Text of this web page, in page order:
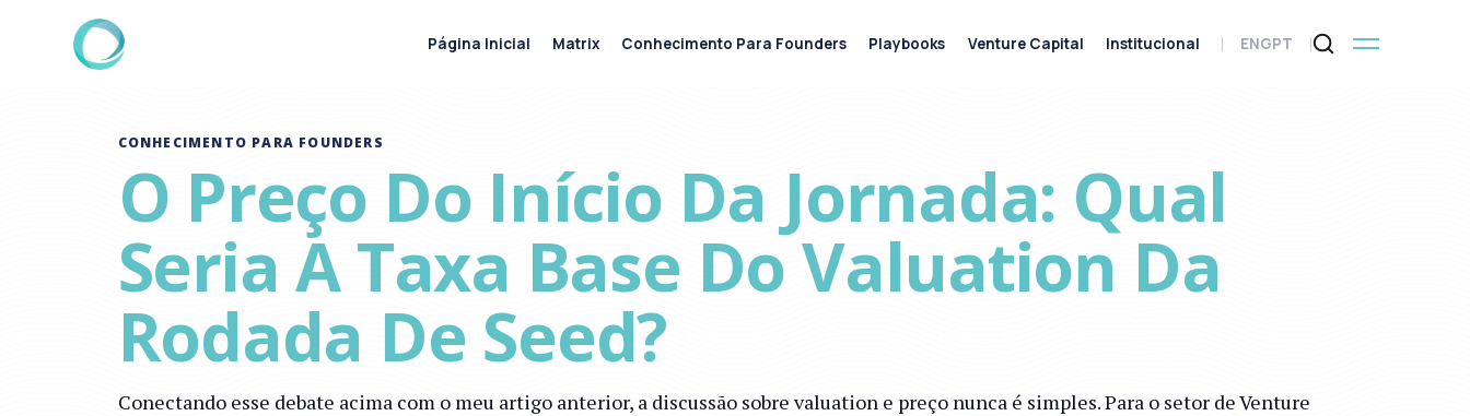
CONHECIMENTO PARA FOUNDERS
O Preço Do Início Da Jornada: Qual
Seria A Taxa Base Do Valuation Da
Rodada De Seed?
Conectando esse debate acima com o meu artigo anterior, a discussão sobre valuation e preço nunca é simples. Para o setor de Venture
Página Inicial Matrix Conhecimento Para Founders Playbooks Venture Capital Institucional ENGPT